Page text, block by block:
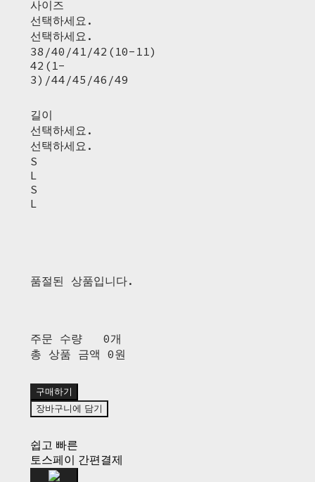
사이즈
선택하세요.
선택하세요.
38/40/41/42(10-11)
42(1-
3)/44/45/46/49
길이
선택하세요.
선택하세요.
S
L
S
L
품절된 상품입니다.
주문 수량
0개
총 상품 금액 0원
구매하기
장바구니에 담기
쉽고 빠른
토스페이 간편결제